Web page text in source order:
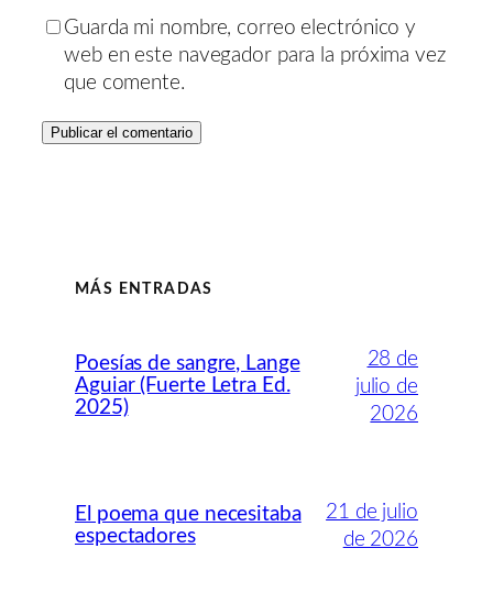
Guarda mi nombre, correo electrónico y
web en este navegador para la próxima vez
que comente.
MÁS ENTRADAS
Poesías de sangre, Lange
Aguiar (Fuerte Letra Ed.
2025)
28 de
julio de
2026
El poema que necesitaba
espectadores
21 de julio
de 2026